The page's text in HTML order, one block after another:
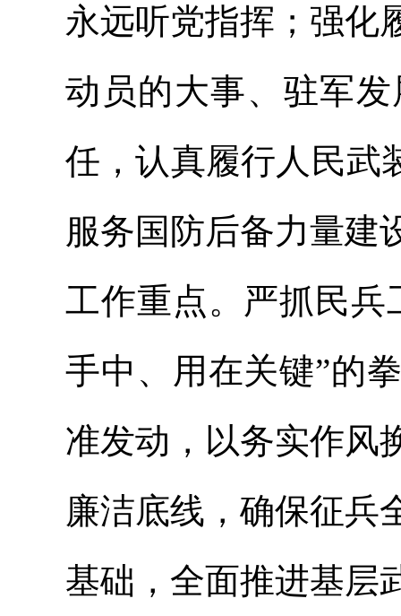
永远听党指挥；强化
动员的大事、驻军
任，认真履行人民武
服务国防后备力量建
工作重点。严抓民兵
手中、用在关键”的
准发动，以务实作风
廉洁底线，确保征兵
基础，全面推进基层